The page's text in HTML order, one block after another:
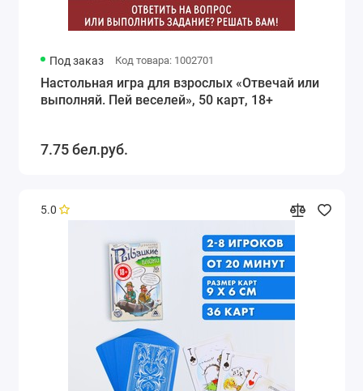
Под заказ Код товара: 1002701
Настольная игра для взрослых «Отвечай или
выполняй. Пей веселей», 50 карт, 18+
7.75 бел.руб.
5.0